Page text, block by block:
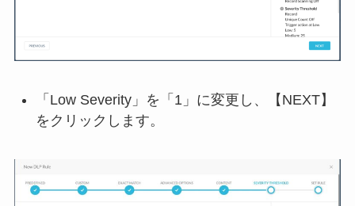
「Low Severity」を「1」に変更し、【NEXT】
をクリックします。